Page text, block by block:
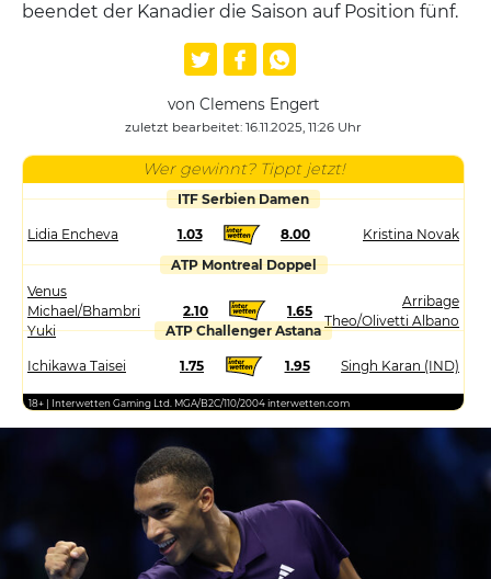
beendet der Kanadier die Saison auf Position fünf.
von Clemens Engert
zuletzt bearbeitet: 16.11.2025, 11:26 Uhr
Wer gewinnt? Tippt jetzt!
ITF Serbien Damen
Lidia Encheva 1.03 8.00
Kristina Novak
ATP Montreal Doppel
Venus
Michael/Bhambri
Yuki
2.10 1.65
Arribage
Theo/Olivetti Albano
ATP Challenger Astana
Ichikawa Taisei 1.75 1.95 Singh Karan (IND)
18+ | Interwetten Gaming Ltd. MGA/B2C/110/2004 interwetten.com